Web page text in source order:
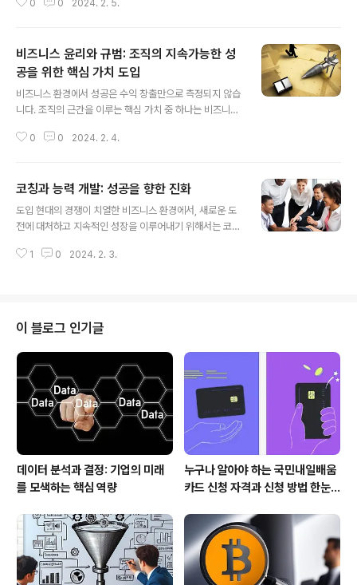
습니다. 그리고 현대 비즈니스 환경에서 성공을 이룬 몇몇
를 소개하고 그들의 전문성, 경력, 비전, 가치관 등을 간결
하게 담아내는 중요한 자료입니다. 이는 기업의 외부 인식
뿐만 아니라 내부 구성원들과의 소통에도 영향을 미칩니
다. CEO의 전문성과 경력은 기업이 어떤 분야에서 경쟁력
을 확보하고 있는지를 나타내며, 비전과 가치관은 기업의
방향성과 문화를 전달합니다. 또한, CEO의 인간적인 측면
0 0 2024. 2. 5.
비즈니스 윤리와 규범: 조직의 지속가능한 성
공을 위한 핵심 가치 도입
비즈니스 환경에서 성공은 수익 창출만으로 측정되지 않습
니다. 조직의 근간을 이루는 핵심 가치 중 하나는 비즈니스
규범 준수의 의의, 그리고 조직의 지속가능한 성공을 위한
신뢰를 구축하는 데에 기여합니다. 신뢰는 고객, 파트너, 직
원, 그리고 사회 전체와의 긍정적인 관계를 형성하는 핵심
적인 요소입니다. 2. 사회적 책임: 조직은 비즈니스 활동을
공, 공익 활동 참여 등은 비즈니스가 사회에 기여하는 방식
0 0 2024. 2. 4.
코칭과 능력 개발: 성공을 향한 진화
도입 현대의 경쟁이 치열한 비즈니스 환경에서, 새로운 도
전에 대처하고 지속적인 성장을 이루어내기 위해서는 코칭
개념과 기본 원리, 능력 개발의 중요성, 그리고 성공적인 전
다. 이는 지속적인 피드백과 목표 지향적인 계획 수립을 통
해 개인이나 팀의 능력을 최대한 발휘하도록 도와주는 인
간 중심의 접근 방식입니다. 코치는 경험이 풍부하고 전문
성을 갖춘 인물로서, 개인의 잠재력을 최대한 발휘하고 학
습을 촉진하여 성과 향상을 이끌어내는 역할을 수행합니
다. 코칭의 핵심원리 성공적인 코칭을 위해 몇 가..
1 0 2024. 2. 3.
이 블로그 인기글
데이터 분석과 결정: 기업의 미래
를 모색하는 핵심 역량
누구나 알아야 하는 국민내일배움
카드 신청 자격과 신청 방법 한눈